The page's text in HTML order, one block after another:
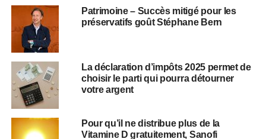
Patrimoine – Succès mitigé pour les
préservatifs goût Stéphane Bern
La déclaration d’impôts 2025 permet de
choisir le parti qui pourra détourner
votre argent
Pour qu’il ne distribue plus de la
Vitamine D gratuitement, Sanofi